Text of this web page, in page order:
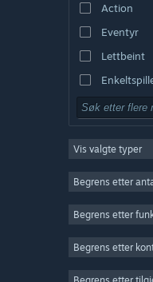
Spansk –
Action
Eventyr
Lettbeint
Simulering
Strategi
Gratis å
Vis valgte typer
Begrens etter
Begrens etter
Begrens etter